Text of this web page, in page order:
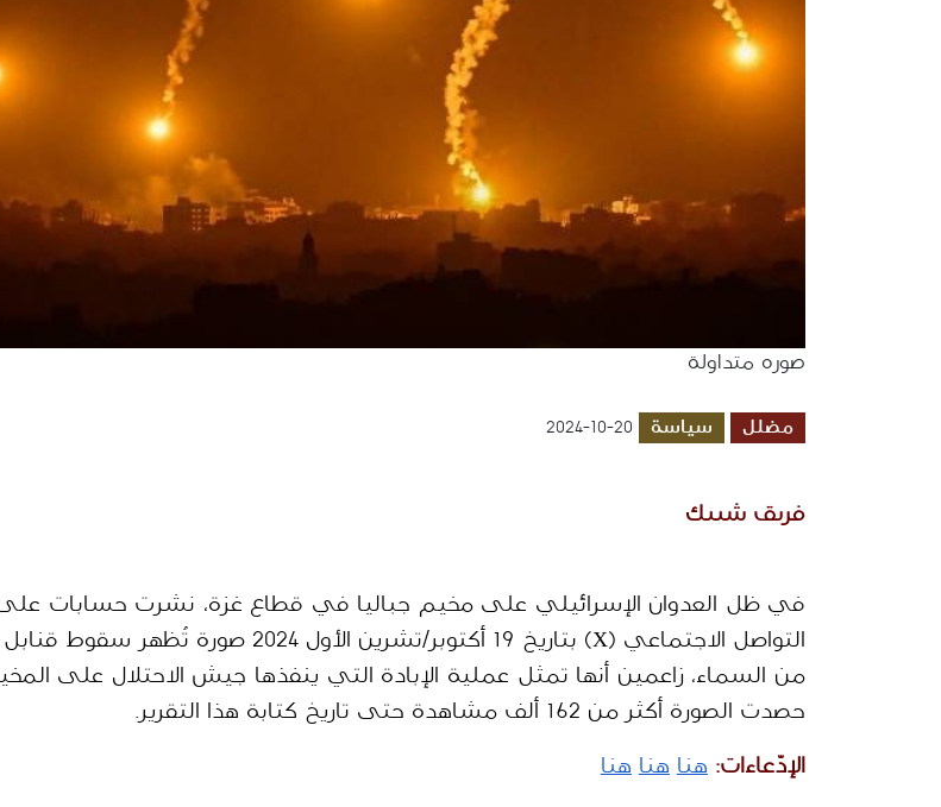
صوره متداولة
مضلل سياسة
فريق شييك
حصدت الصورة أكثر من 162 ألف مشاهدة حتى تاريخ كتابة هذا التقرير.
الإدّعاءات: هنا هنا هنا